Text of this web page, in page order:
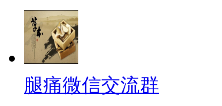
腿痛微信交流群